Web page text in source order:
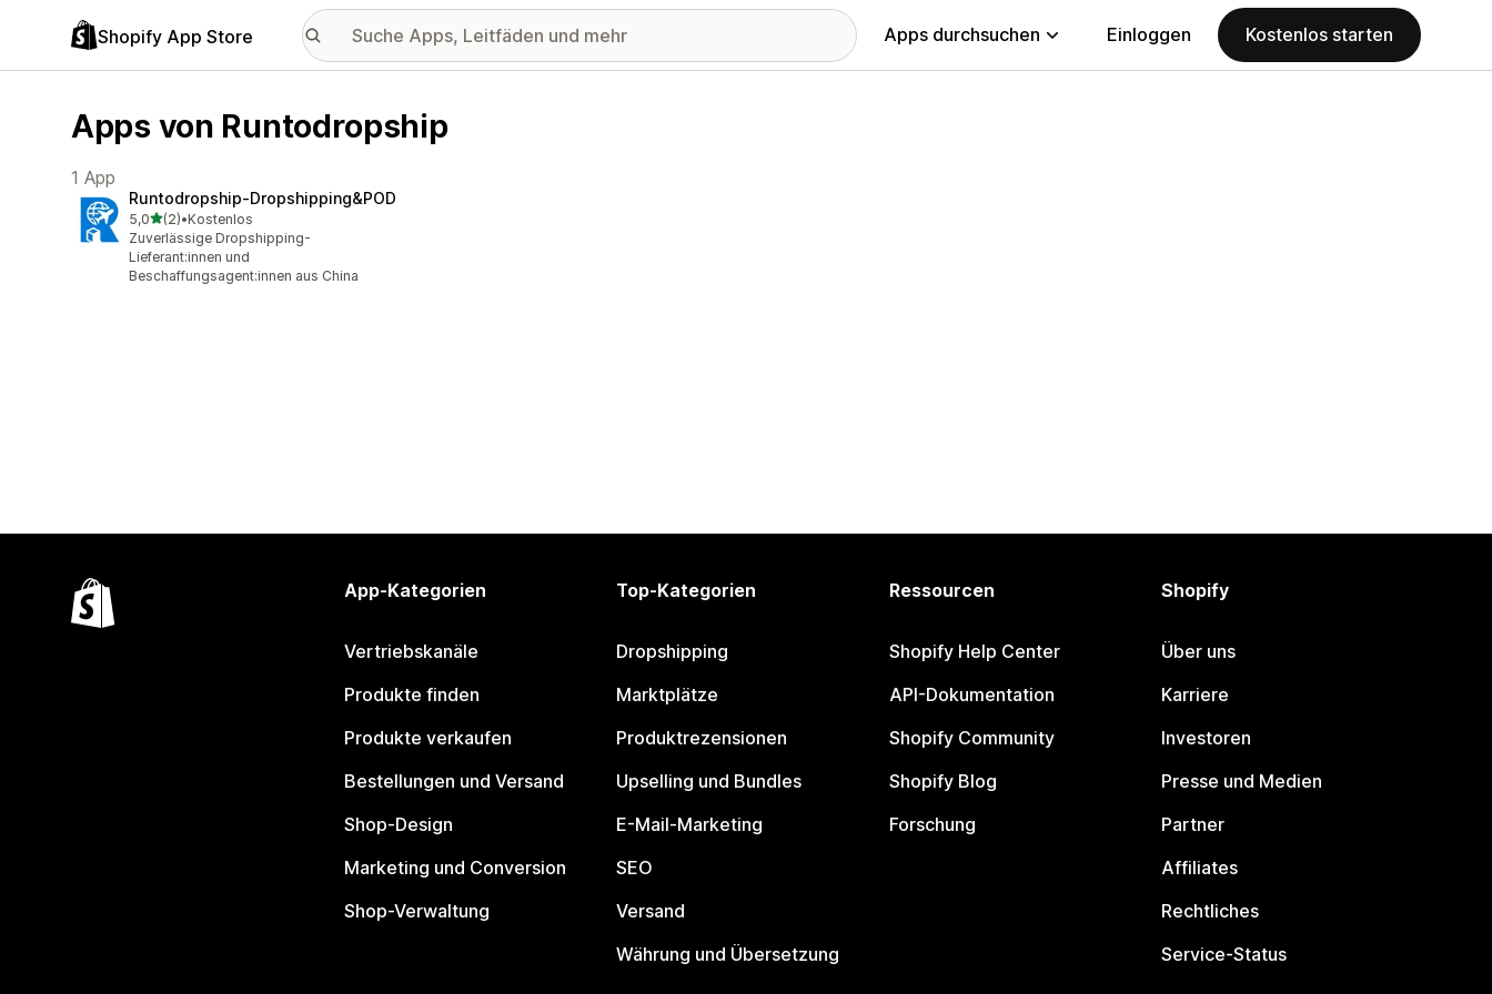
Shopify App Store Apps durchsuchen Einloggen Kostenlos starten
Apps von Runtodropship
1 App
Runtodropship‑Dropshipping&POD
5,0von 5 Sternen
(2)
2 Rezensionen insgesamt
•Kostenlos
Zuverlässige Dropshipping-
Lieferant:innen und
Beschaffungsagent:innen aus China
App-Kategorien
Vertriebskanäle
Produkte finden
Produkte verkaufen
Bestellungen und Versand
Shop-Design
Marketing und Conversion
Shop-Verwaltung
Top-Kategorien
Dropshipping
Marktplätze
Produktrezensionen
Upselling und Bundles
E-Mail-Marketing
SEO
Versand
Währung und Übersetzung
Ressourcen
Shopify Help Center
API-Dokumentation
Shopify Community
Shopify Blog
Forschung
Shopify
Über uns
Karriere
Investoren
Presse und Medien
Partner
Affiliates
Rechtliches
Service-Status